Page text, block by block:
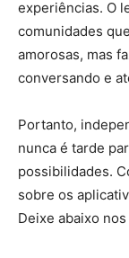
experiências. O
comunidades
amorosas, mas
conversando e
Portanto,
nunca é tarde
possibilidades.
sobre os
Deixe abaixo